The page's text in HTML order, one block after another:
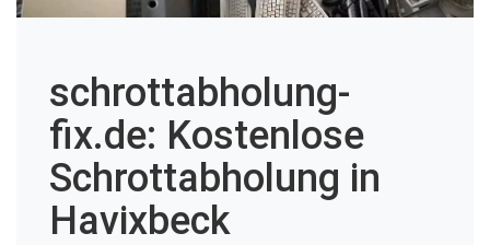
schrottabholung-
fix.de: Kostenlose
Schrottabholung in
Havixbeck